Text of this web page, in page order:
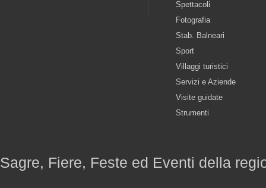
Spettacoli
Fotografia
Stab. Balneari
Sport
Villaggi turistici
Servizi e Aziende
Visite guidate
Strumenti
Sagre, Fiere, Feste ed Eventi della